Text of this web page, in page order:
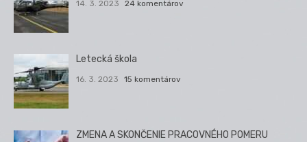
14. 3. 2023 24 komentárov
Letecká škola
16. 3. 2023 15 komentárov
ZMENA A SKONČENIE PRACOVNÉHO POMERU